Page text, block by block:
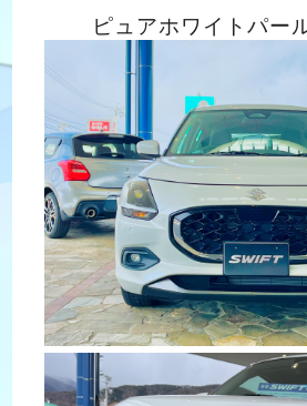
ピュアホワイトパー